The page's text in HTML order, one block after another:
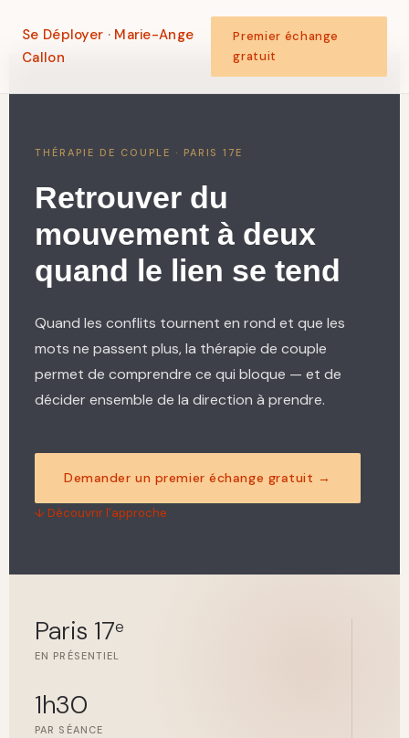
Se Déployer ·Marie-Ange
Callon
Premier échange
gratuit
THÉRAPIE DE COUPLE · PARIS 17E
Retrouver du
mouvement à deux
quand le lien se tend
Quand les conflits tournent en rond et que les
mots ne passent plus, la thérapie de couple
permet de comprendre ce qui bloque — et de
décider ensemble de la direction à prendre.
Demander un premier échange gratuit →
↓ Découvrir l'approche
Paris 17e
EN PRÉSENTIEL
1h30
PAR SÉANCE